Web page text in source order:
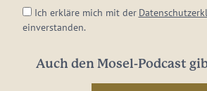
Ich erkläre mich mit der
einverstanden.
Auch den Mosel-Podcast